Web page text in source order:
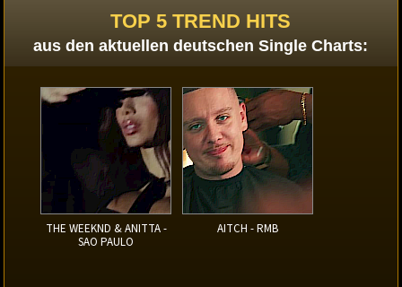
TOP 5 TREND HITS
aus den aktuellen deutschen Single Charts:
THE WEEKND & ANITTA -
SAO PAULO
AITCH - RMB